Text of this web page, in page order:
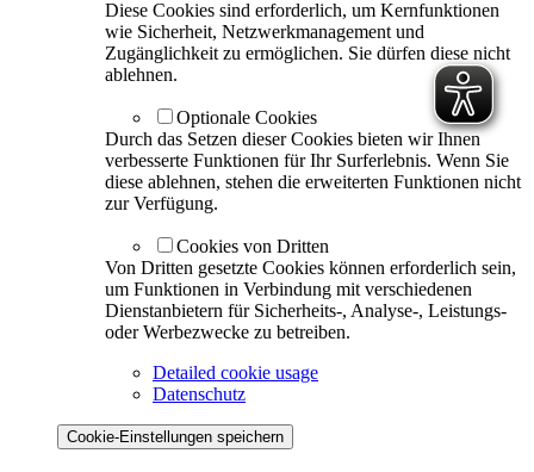
Diese Cookies sind erforderlich, um Kernfunktionen
wie Sicherheit, Netzwerkmanagement und
Zugänglichkeit zu ermöglichen. Sie dürfen diese nicht
ablehnen.
Optionale Cookies
Durch das Setzen dieser Cookies bieten wir Ihnen
verbesserte Funktionen für Ihr Surferlebnis. Wenn Sie
diese ablehnen, stehen die erweiterten Funktionen nicht
zur Verfügung.
Cookies von Dritten
Von Dritten gesetzte Cookies können erforderlich sein,
um Funktionen in Verbindung mit verschiedenen
Dienstanbietern für Sicherheits-, Analyse-, Leistungs-
oder Werbezwecke zu betreiben.
Detailed cookie usage
Datenschutz
Cookie-Einstellungen speichern